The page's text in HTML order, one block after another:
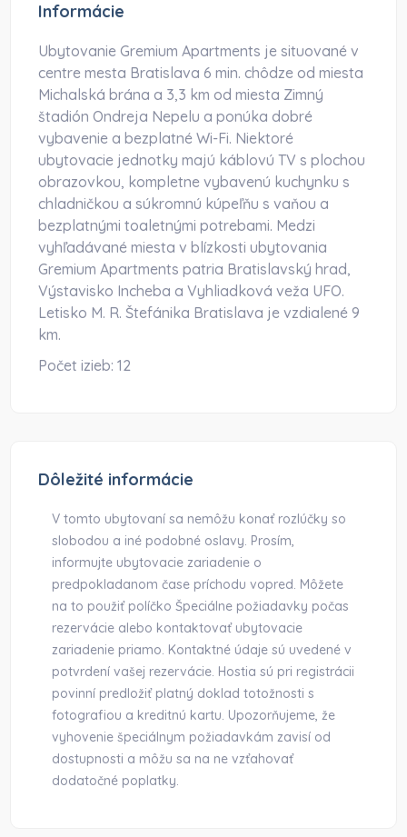
Informácie
Ubytovanie Gremium Apartments je situované v
centre mesta Bratislava 6 min. chôdze od miesta
Michalská brána a 3,3 km od miesta Zimný
štadión Ondreja Nepelu a ponúka dobré
vybavenie a bezplatné Wi-Fi. Niektoré
ubytovacie jednotky majú káblovú TV s plochou
obrazovkou, kompletne vybavenú kuchynku s
chladničkou a súkromnú kúpeľňu s vaňou a
bezplatnými toaletnými potrebami. Medzi
vyhľadávané miesta v blízkosti ubytovania
Gremium Apartments patria Bratislavský hrad,
Výstavisko Incheba a Vyhliadková veža UFO.
Letisko M. R. Štefánika Bratislava je vzdialené 9
km.
Počet izieb:12
Dôležité informácie
V tomto ubytovaní sa nemôžu konať rozlúčky so
slobodou a iné podobné oslavy. Prosím,
informujte ubytovacie zariadenie o
predpokladanom čase príchodu vopred. Môžete
na to použiť políčko Špeciálne požiadavky počas
rezervácie alebo kontaktovať ubytovacie
zariadenie priamo. Kontaktné údaje sú uvedené v
potvrdení vašej rezervácie. Hostia sú pri registrácii
povinní predložiť platný doklad totožnosti s
fotografiou a kreditnú kartu. Upozorňujeme, že
vyhovenie špeciálnym požiadavkám zavisí od
dostupnosti a môžu sa na ne vzťahovať
dodatočné poplatky.